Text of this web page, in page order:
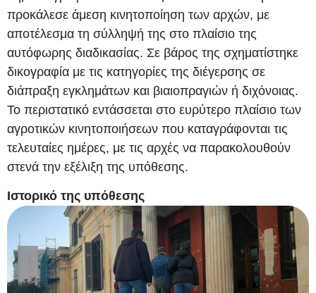
προκάλεσε άμεση κινητοποίηση των αρχών, με
αποτέλεσμα τη σύλληψή της στο πλαίσιο της
αυτόφωρης διαδικασίας. Σε βάρος της σχηματίστηκε
δικογραφία με τις κατηγορίες της διέγερσης σε
διάπραξη εγκλημάτων και βιαιοπραγιών ή διχόνοιας.
Το περιστατικό εντάσσεται στο ευρύτερο πλαίσιο των
αγροτικών κινητοποιήσεων που καταγράφονται τις
τελευταίες ημέρες, με τις αρχές να παρακολουθούν
στενά την εξέλιξη της υπόθεσης.
Ιστορικό της υπόθεσης